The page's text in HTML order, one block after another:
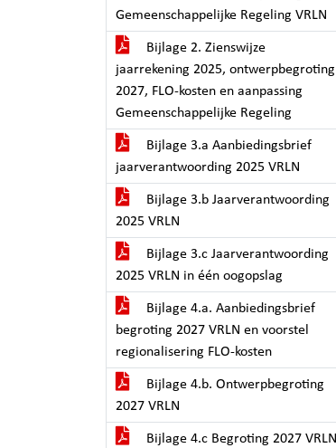
Gemeenschappelijke Regeling VRLN
Bijlage 2. Zienswijze
jaarrekening 2025, ontwerpbegroting
2027, FLO-kosten en aanpassing
Gemeenschappelijke Regeling
Bijlage 3.a Aanbiedingsbrief
jaarverantwoording 2025 VRLN
Bijlage 3.b Jaarverantwoording
2025 VRLN
Bijlage 3.c Jaarverantwoording
2025 VRLN in één oogopslag
Bijlage 4.a. Aanbiedingsbrief
begroting 2027 VRLN en voorstel
regionalisering FLO-kosten
Bijlage 4.b. Ontwerpbegroting
2027 VRLN
Bijlage 4.c Begroting 2027 VRLN